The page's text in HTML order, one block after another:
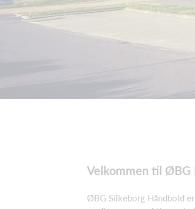
Velkommen til ØBG
ØBG Silkeborg Håndbold